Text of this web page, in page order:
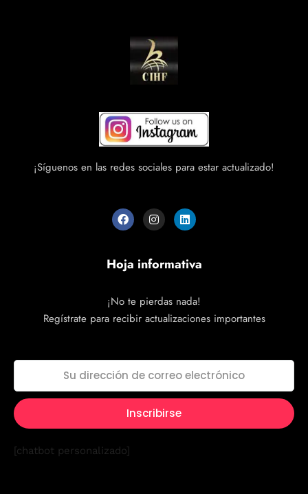
¡Síguenos en las redes sociales para estar actualizado!
Hoja informativa
¡No te pierdas nada!
Regístrate para recibir actualizaciones importantes
[chatbot personalizado]